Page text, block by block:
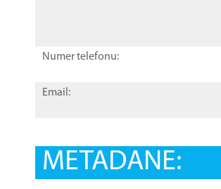
Numer telefonu:
Email:
METADANE: